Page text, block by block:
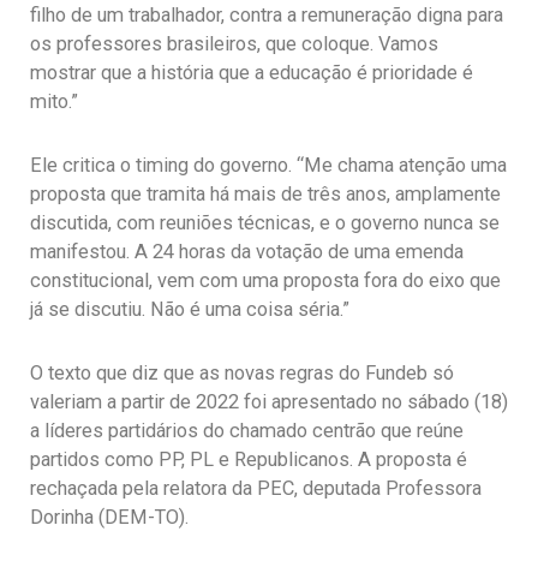
filho de um trabalhador, contra a remuneração digna para
os professores brasileiros, que coloque. Vamos
mostrar que a história que a educação é prioridade é
mito.”
Ele critica o timing do governo. “Me chama atenção uma
proposta que tramita há mais de três anos, amplamente
discutida, com reuniões técnicas, e o governo nunca se
manifestou. A 24 horas da votação de uma emenda
constitucional, vem com uma proposta fora do eixo que
já se discutiu. Não é uma coisa séria.”
O texto que diz que as novas regras do Fundeb só
valeriam a partir de 2022 foi apresentado no sábado (18)
a líderes partidários do chamado centrão que reúne
partidos como PP, PL e Republicanos. A proposta é
rechaçada pela relatora da PEC, deputada Professora
Dorinha (DEM-TO).